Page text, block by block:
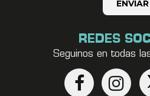
REDES
Seguinos en todas